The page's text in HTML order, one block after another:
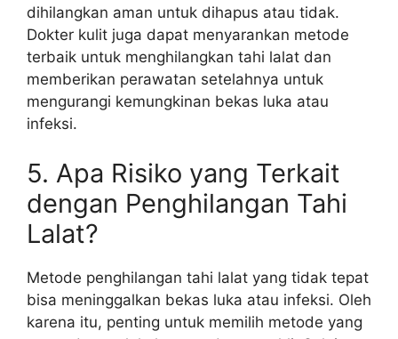
dihilangkan aman untuk dihapus atau tidak.
Dokter kulit juga dapat menyarankan metode
terbaik untuk menghilangkan tahi lalat dan
memberikan perawatan setelahnya untuk
mengurangi kemungkinan bekas luka atau
infeksi.
5. Apa Risiko yang Terkait
dengan Penghilangan Tahi
Lalat?
Metode penghilangan tahi lalat yang tidak tepat
bisa meninggalkan bekas luka atau infeksi. Oleh
karena itu, penting untuk memilih metode yang